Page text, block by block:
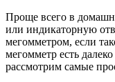
Проще всего в
или индикаторную
мегомметром, если
мегомметр есть
рассмотрим самые